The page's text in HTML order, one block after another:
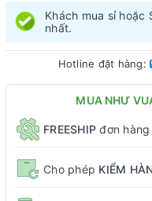
Khách mua sỉ hoặc
nhất.
Hotline đặt hàng:
MUA NHƯ
FREESHIP đơn
Cho phép KIỂM